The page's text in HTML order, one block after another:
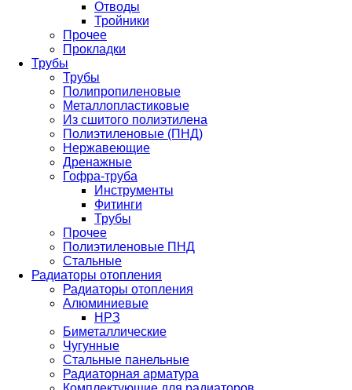
Отводы
Тройники
Прочее
Прокладки
Трубы
Трубы
Полипропиленовые
Металлопластиковые
Из сшитого полиэтилена
Полиэтиленовые (ПНД)
Нержавеющие
Дренажные
Гофра-труба
Инструменты
Фитинги
Трубы
Прочее
Полиэтиленовые ПНД
Стальные
Радиаторы отопления
Радиаторы отопления
Алюминиевые
НРЗ
Биметаллические
Чугунные
Стальные панельные
Радиаторная арматура